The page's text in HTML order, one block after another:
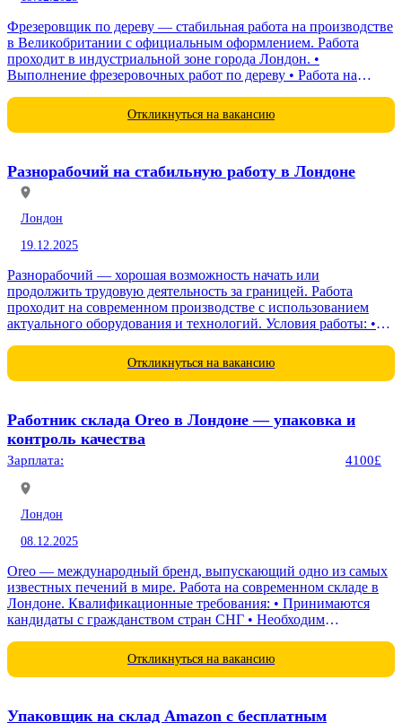
Фрезеровщик по дереву — стабильная работа на производстве
в Великобритании с официальным оформлением. Работа
проходит в индустриальной зоне города Лондон. •
Выполнение фрезеровочных работ по дереву • Работа на
технических...
Откликнуться на вакансию
Разнорабочий на стабильную работу в Лондоне
Лондон
19.12.2025
Разнорабочий — хорошая возможность начать или
продолжить трудовую деятельность за границей. Работа
проходит на современном производстве с использованием
актуального оборудования и технологий. Условия работы: •
работы •...
Откликнуться на вакансию
Работник склада Oreo в Лондоне — упаковка и
контроль качества
Зарплата: 4100£
Лондон
08.12.2025
Oreo — международный бренд, выпускающий одно из самых
известных печений в мире. Работа на современном складе в
Лондоне. Квалификационные требования: • Принимаются
кандидаты с гражданством стран СНГ • Необходим
Откликнуться на вакансию
Упаковщик на склад Amazon с бесплатным